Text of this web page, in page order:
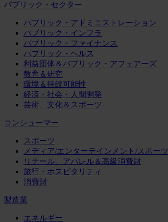
パブリック・セクター
パブリック・アドミニストレーション
パブリック・インフラ
パブリック・ファイナンス
パブリック・ヘルス
利益団体＆パブリック・アフェアーズ
教育＆研究
環境＆持続可能性
経済・社会・人間開発
芸術、文化＆スポーツ
コンシューマー
スポーツ
メディア/エンターテインメント/スポーツ
リテール、アパレル＆高級消費財
旅行・ホスピタリティ
消費財
製造業
エネルギー